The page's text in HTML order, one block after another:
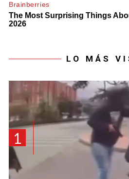
LO MÁS
1